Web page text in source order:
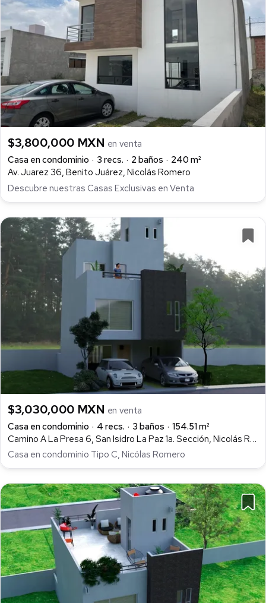
$3,800,000 MXN en venta
Casa en condominio
3 recs. 2 baños
240 m²
Av. Juarez 36, Benito Juárez, Nicolás Romero
Descubre nuestras Casas Exclusivas en Venta
$3,030,000 MXN en venta
Casa en condominio
4 recs. 3 baños
154.51 m²
Camino A La Presa 6, San Isidro La Paz 1a. Sección, Nicolás Romero
Casa en condominio Tipo C, Nicólas Romero